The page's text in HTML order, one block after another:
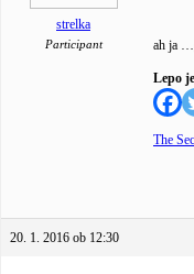
strelka
Participant ah ja
Lepo
The
20. 1. 2016 ob 12:30